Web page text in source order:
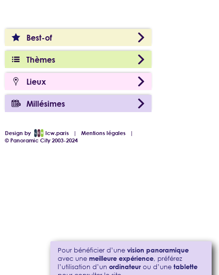
Best-of
Thèmes
Lieux
Millésimes
Design by lcw.paris |Mentions légales |
© Panoramic City 2003-2024
Pour bénéficier d’une vision panoramique
avec une meilleure expérience, préférez
l’utilisation d’un ordinateurou d’une tablette